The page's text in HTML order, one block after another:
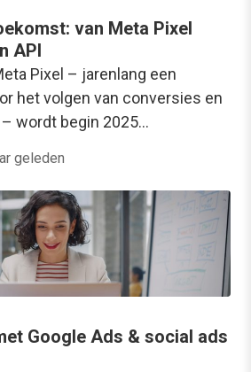
van Meta Pixel
API
Pixel – jarenlang een
het volgen van conversies en
wordt begin 2025…
geleden
Google Ads & social ads